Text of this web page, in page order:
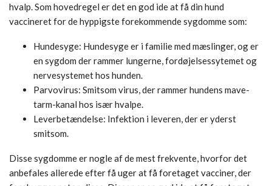
hvalp. Som hovedregel er det en god ide at få din hund
vaccineret for de hyppigste forekommende sygdomme som:
Hundesyge: Hundesyge er i familie med mæslinger, og er
en sygdom der rammer lungerne, fordøjelsessytemet og
nervesystemet hos hunden.
Parvovirus: Smitsom virus, der rammer hundens mave-
tarm-kanal hos især hvalpe.
Leverbetændelse: Infektion i leveren, der er yderst
smitsom.
Disse sygdomme er nogle af de mest frekvente, hvorfor det
anbefales allerede efter få uger at få foretaget vacciner, der